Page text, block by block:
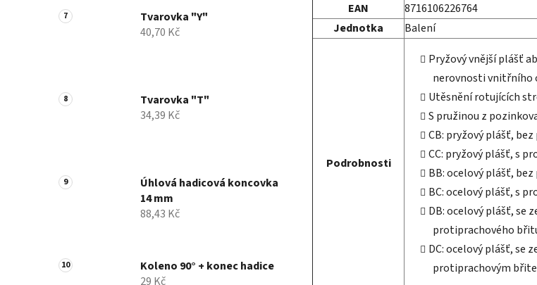
Tvarovka "Y"
40,70 Kč
Tvarovka "T"
34,39 Kč
Úhlová hadicová koncovka
14 mm
88,43 Kč
Koleno 90° + konec hadice
29 Kč
EAN
8716106226764
Jednotka
Balení
Podrobnosti
Pryžový vnější plášť
nerovnosti vnitřního
Utěsnění rotujících
S pružinou z
CB: pryžový plášť,
CC: pryžový plášť, s
BB: ocelový plášť,
BC: ocelový plášť, s
DB: ocelový plášť, se
protiprachového
DC: ocelový plášť, se
protiprachovým